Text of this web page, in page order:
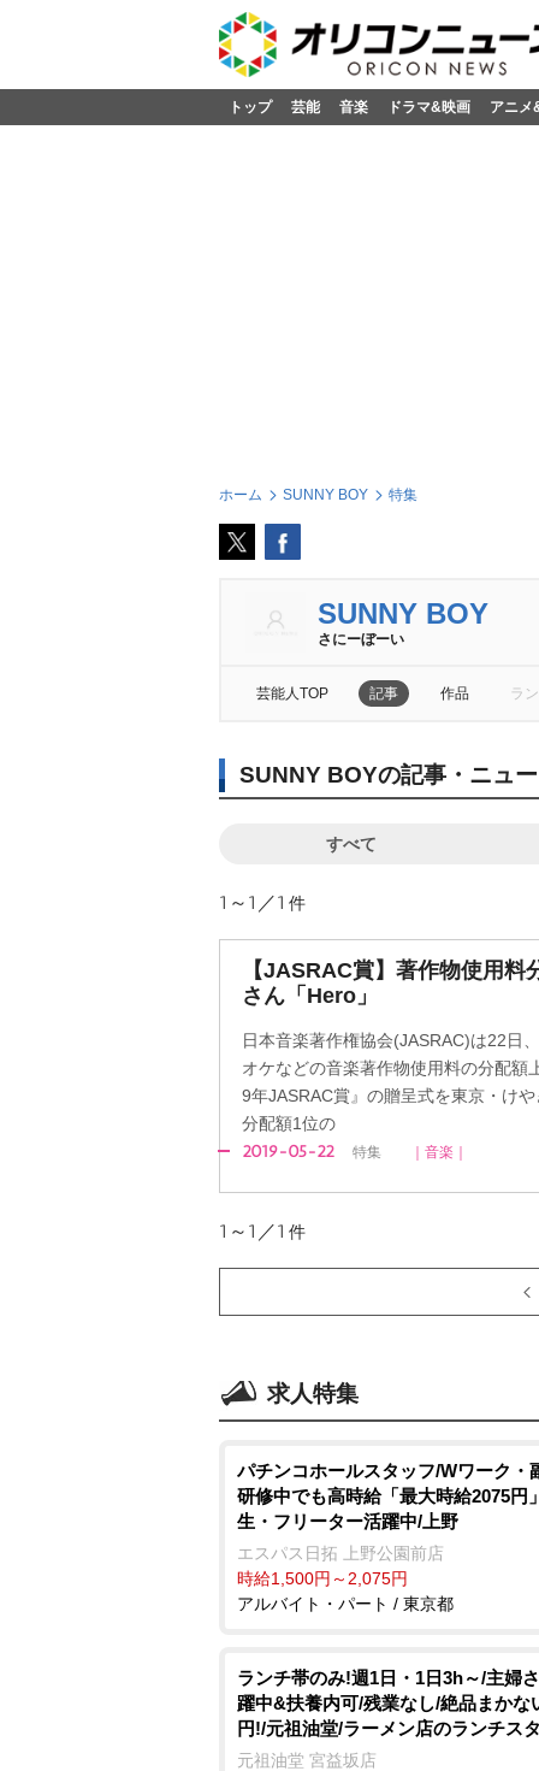
トップ 芸能 音楽 ドラマ&映画 アニメ
ホーム SUNNY BOY 特集
SUNNY BOY
さにーぼーい
芸能人TOP 記事 作品 ラ
SUNNY BOYの記事・ニュ
すべて
1～1／1 件
【JASRAC賞】著作物使用料
さん「Hero」
日本音楽著作権協会(JASRAC)は22日
オケなどの音楽著作物使用料の分配額
9年JASRAC賞』の贈呈式を東京・け
分配額1位の
2019-05-22 特集 ｜音楽｜
1～1／1 件
求人特集
パチンコホールスタッフ/Wワーク・
研修中でも高時給「最大時給2075円
生・フリーター活躍中/上野
エスパス日拓 上野公園前店
時給1,500円～2,075円
アルバイト・パート / 東京都
ランチ帯のみ!週1日・1日3h～/主婦
躍中&扶養内可/残業なし/絶品まかな
円!/元祖油堂/ラーメン店のランチス
元祖油堂 宮益坂店